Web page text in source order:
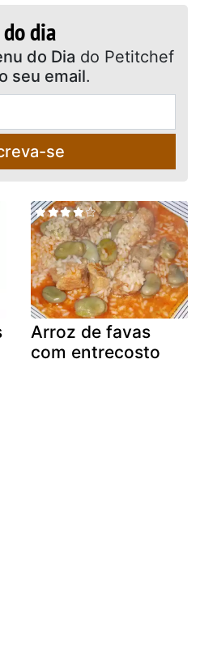
dia
do Dia do Petitchef
seu email.
se
Arroz de favas
com entrecosto